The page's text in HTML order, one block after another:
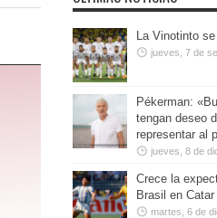
La Vinotinto
jueves, 7 de
Pékerman:
tengan deseo
representar al
jueves, 8 de
Crece la
Brasil en Catar
martes, 6 de